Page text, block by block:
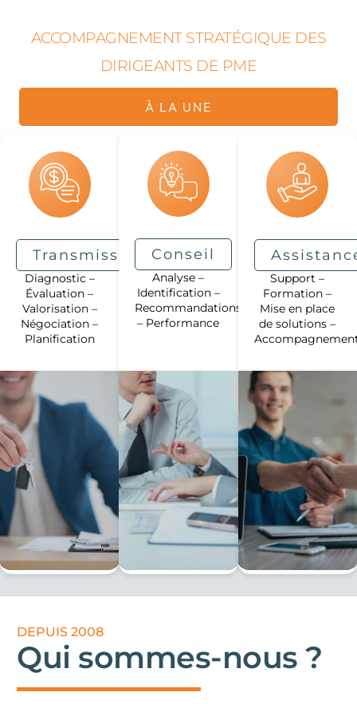
ACCOMPAGNEMENT STRATÉGIQUE DES
DIRIGEANTS DE PME
À LA UNE
Transmission
Diagnostic –
Évaluation –
Valorisation –
Négociation –
Planification
Conseil
Analyse –
Identification –
Recommandations
– Performance
Support –
Formation –
Mise en place
de solutions –
DEPUIS 2008
Qui sommes-nous ?